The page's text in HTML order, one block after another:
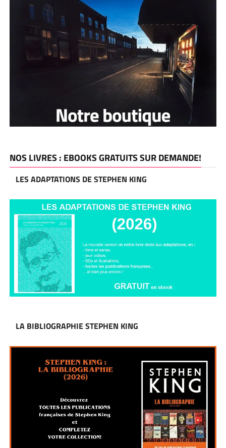
NOS LIVRES : EBOOKS GRATUITS SUR DEMANDE!
LES ADAPTATIONS DE STEPHEN KING
LA BIBLIOGRAPHIE STEPHEN KING